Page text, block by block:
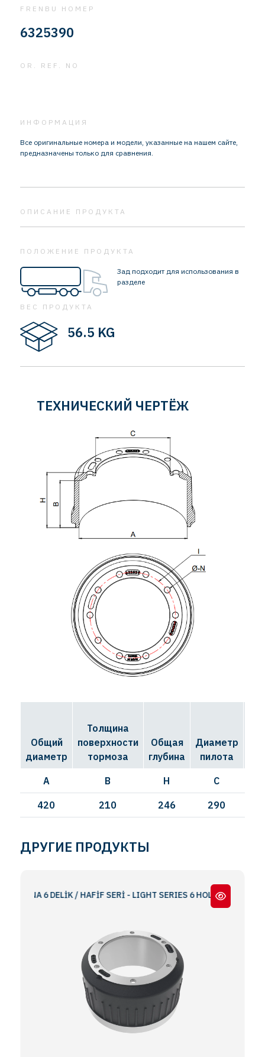
FRENBU НОМЕР
6325390
OR. REF. NO
ИНФОРМАЦИЯ
Все оригинальные номера и модели, указанные на нашем сайте,
предназначены только для сравнения.
ОПИСАНИЕ ПРОДУКТА
ПОЛОЖЕНИЕ ПРОДУКТА
Зад подходит для использования в
разделе
ВЕС ПРОДУКТА
56.5 KG
ТЕХНИЧЕСКИЙ ЧЕРТЁЖ
Общий
диаметр
Толщина
поверхности
тормоза
Общая
глубина
Диаметр
пилота
A B H C
420 210 246 290
ДРУГИЕ ПРОДУКТЫ
6 DELİK / HAFİF SERİ - LIGHT SERIES 6 HOLES